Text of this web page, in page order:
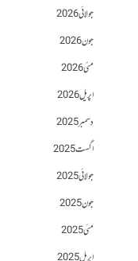
جولائی 2026
جون 2026
مئی 2026
اپریل 2026
دسمبر 2025
اگست 2025
جولائی 2025
جون 2025
مئی 2025